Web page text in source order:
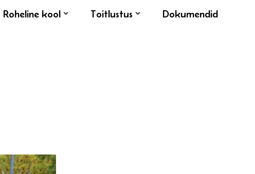
Roheline kool Toitlustus
Dokumendid